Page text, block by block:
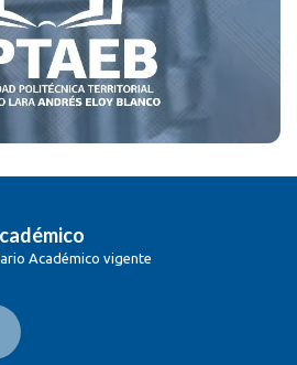
Académico vigente